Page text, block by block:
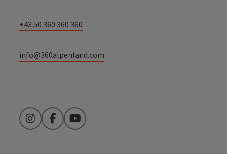
+43 50 360 360 360
info@360alpenland.com
InstagramFacebookYouTube